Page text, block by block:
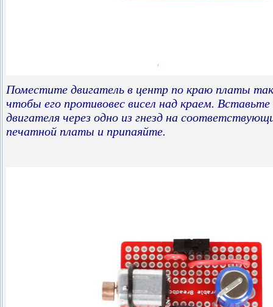
Поместите двигатель в центр по краю платы
чтобы его противовес висел над краем.
двигателя через одно из гнезд на
печатной платы и припаяйте.